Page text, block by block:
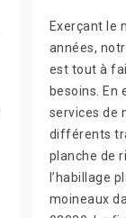
Exerçant le
années,
est tout à
besoins.
services de
différents
planche de
l’habillage
moineaux